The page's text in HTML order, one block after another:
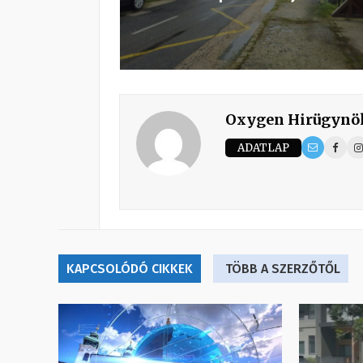
Oxygen
ADATLAP
KAPCSOLÓDÓ CIKKEK TÖBB A SZERZŐTŐL